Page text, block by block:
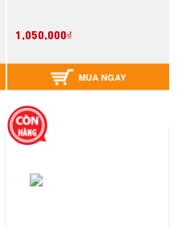
1,050,000₫
MUA NGAY